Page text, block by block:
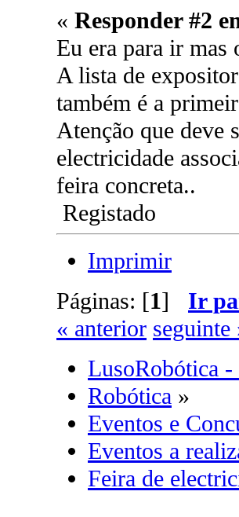
« Responder #2
Eu era para ir mas
A lista de
também é a
Atenção que deve
electricidade
feira concreta..
Registado
Imprimir
Páginas: [1] Ir
« anterior seguinte
LusoRobótica -
Robótica »
Eventos e
Eventos a
Feira de